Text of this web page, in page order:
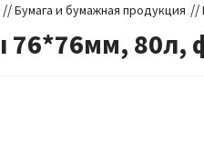
//Бумага и бумажная продукция //
76*76мм, 80л,